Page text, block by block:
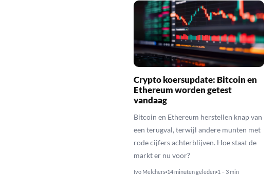
Crypto koersupdate: Bitcoin en
Ethereum worden getest
vandaag
Bitcoin en Ethereum herstellen knap van
een terugval, terwijl andere munten met
rode cijfers achterblijven. Hoe staat de
markt er nu voor?
Ivo Melchers 14 minuten geleden 1 – 3 min